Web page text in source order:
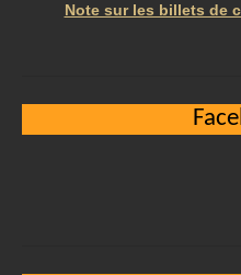
Note sur les billets de